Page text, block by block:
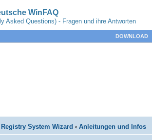
WinFAQ
Asked Questions) - Fragen und ihre Antworten
DOWNLOAD
Registry System Wizard ‹ Anleitungen und Infos